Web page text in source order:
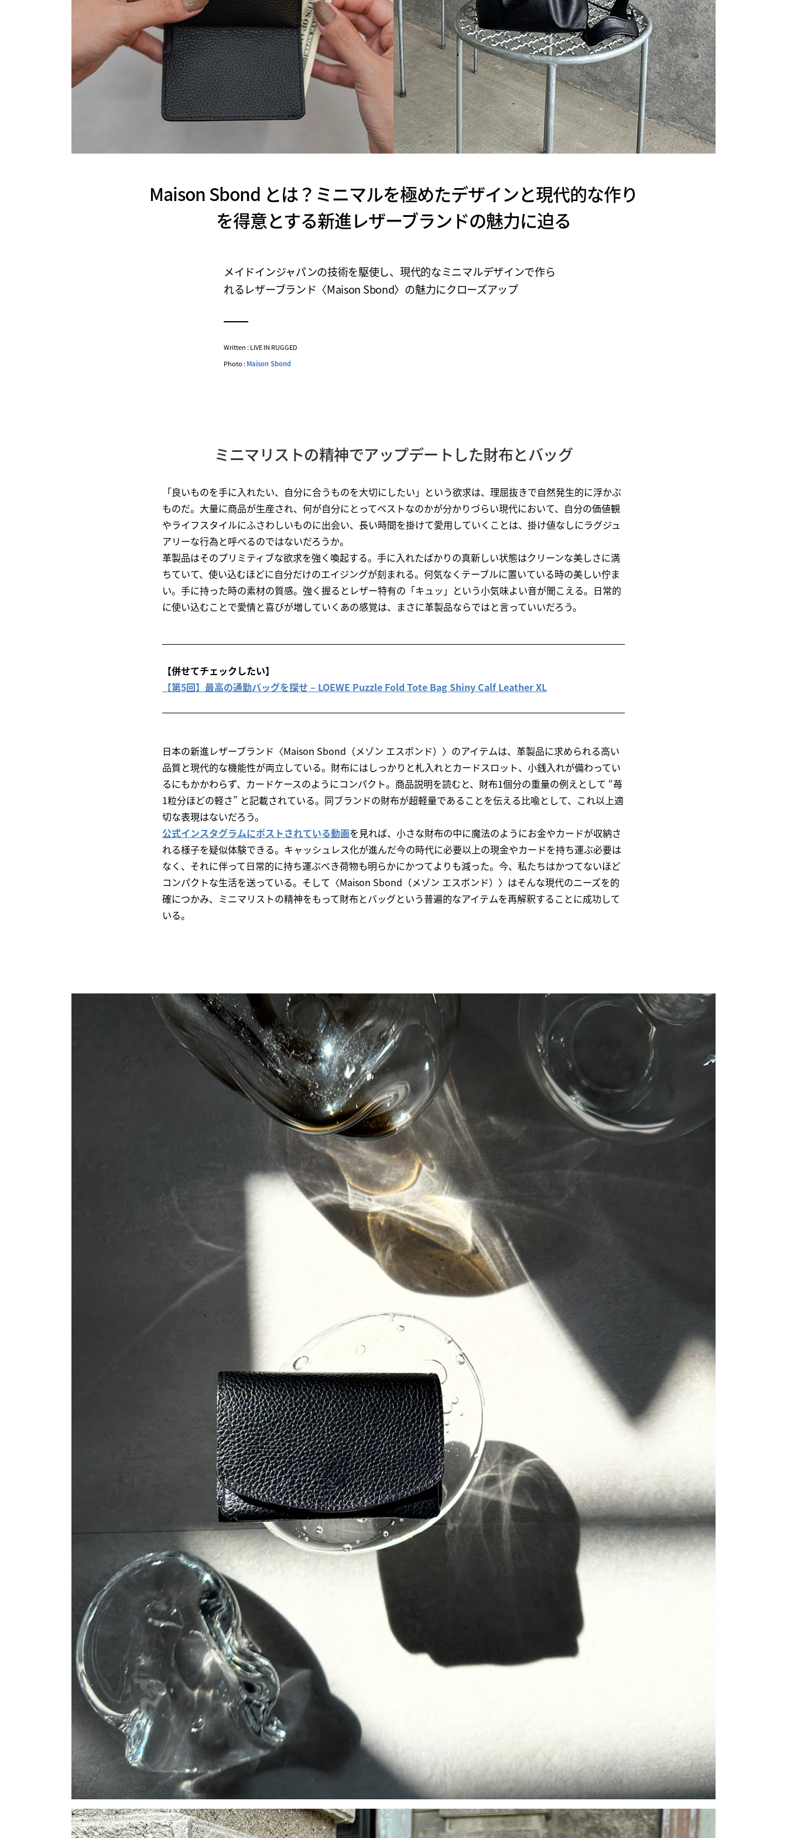
Maison Sbond とは？ミニマルを極めたデザインと現代的な作り
を得意とする新進レザーブランドの魅力に迫る
メイドインジャパンの技術を駆使し、現代的なミニマルデザインで作ら
れるレザーブランド〈Maison Sbond〉の魅力にクローズアップ
Written : LIVE IN RUGGED
Photo :Maison Sbond
ミニマリストの精神でアップデートした財布とバッグ
「良いものを手に入れたい、自分に合うものを大切にしたい」という欲求は、理屈抜きで自然発生的に浮かぶ
ものだ。大量に商品が生産され、何が自分にとってベストなのかが分かりづらい現代において、自分の価値観
やライフスタイルにふさわしいものに出会い、長い時間を掛けて愛用していくことは、掛け値なしにラグジュ
アリーな行為と呼べるのではないだろうか。
革製品はそのプリミティブな欲求を強く喚起する。手に入れたばかりの真新しい状態はクリーンな美しさに満
ちていて、使い込むほどに自分だけのエイジングが刻まれる。何気なくテーブルに置いている時の美しい佇ま
い。手に持った時の素材の質感。強く握るとレザー特有の「キュッ」という小気味よい音が聞こえる。日常的
に使い込むことで愛情と喜びが増していくあの感覚は、まさに革製品ならではと言っていいだろう。
【併せてチェックしたい】
【第5回】最高の通勤バッグを探せ – LOEWE Puzzle Fold Tote Bag Shiny Calf Leather XL
日本の新進レザーブランド〈Maison Sbond（メゾン エスボンド）〉のアイテムは、革製品に求められる高い
品質と現代的な機能性が両立している。財布にはしっかりと札入れとカードスロット、小銭入れが備わってい
るにもかかわらず、カードケースのようにコンパクト。商品説明を読むと、財布1個分の重量の例えとして “苺
1粒分ほどの軽さ” と記載されている。同ブランドの財布が超軽量であることを伝える比喩として、これ以上適
切な表現はないだろう。
公式インスタグラムにポストされている動画を見れば、小さな財布の中に魔法のようにお金やカードが収納さ
れる様子を疑似体験できる。キャッシュレス化が進んだ今の時代に必要以上の現金やカードを持ち運ぶ必要は
なく、それに伴って日常的に持ち運ぶべき荷物も明らかにかつてよりも減った。今、私たちはかつてないほど
コンパクトな生活を送っている。そして〈Maison Sbond（メゾン エスボンド）〉はそんな現代のニーズを的
確につかみ、ミニマリストの精神をもって財布とバッグという普遍的なアイテムを再解釈することに成功して
いる。